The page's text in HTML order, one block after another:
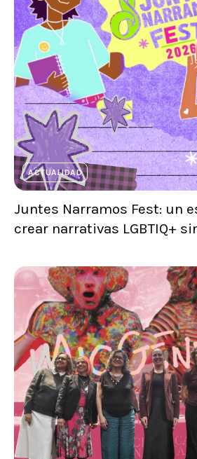
ACTUALIDAD
Juntes Narramos Fest: un
crear narrativas LGBTIQ+